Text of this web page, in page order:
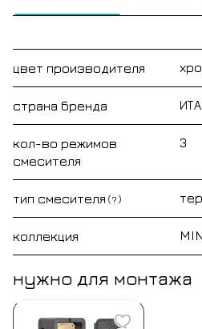
цвет производителя
страна бренда
кол-во режимов
смесителя
3
тип смесителя ?
коллекция
нужно для монтажа